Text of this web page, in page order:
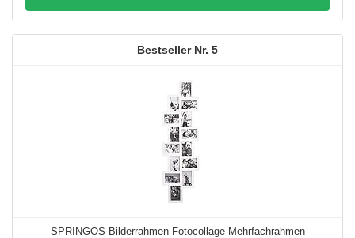
5
SPRINGOS Bilderrahmen Fotocollage Mehrfachrahmen